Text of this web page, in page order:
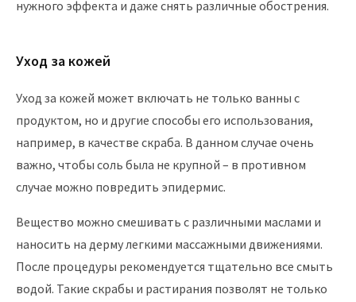
нужного эффекта и даже снять различные обострения.
Уход за кожей
Уход за кожей может включать не только ванны с
продуктом, но и другие способы его использования,
например, в качестве скраба. В данном случае очень
важно, чтобы соль была не крупной – в противном
случае можно повредить эпидермис.
Вещество можно смешивать с различными маслами и
наносить на дерму легкими массажными движениями.
После процедуры рекомендуется тщательно все смыть
водой. Такие скрабы и растирания позволят не только